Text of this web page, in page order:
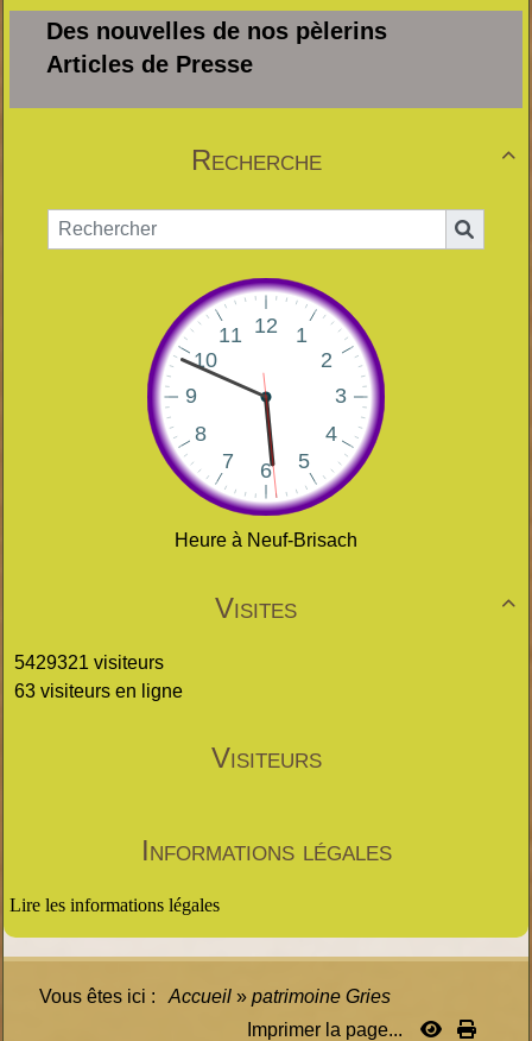
Des nouvelles de nos pèlerins
Articles de Presse

Recherche
Heure à Neuf-Brisach

Visites
5429321 visiteurs
63 visiteurs en ligne
Visiteurs
Informations légales
Lire les informations légales
Vous êtes ici : Accueil » patrimoine Gries
Imprimer la page...